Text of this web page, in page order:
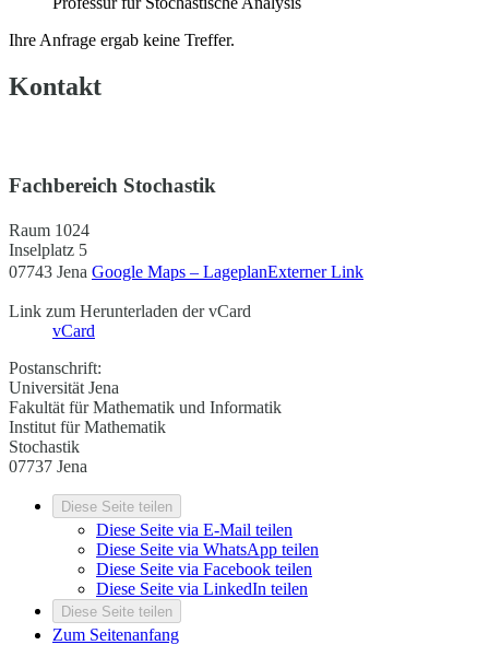
Ihre Anfrage ergab keine Treffer.
Kontakt
Fachbereich Stochastik
Raum 1024
Inselplatz 5
07743 Jena Google Maps – LageplanExterner Link
Link zum Herunterladen der vCard
vCard
Postanschrift:
Universität Jena
Fakultät für Mathematik und Informatik
Institut für Mathematik
Stochastik
07737 Jena
Diese Seite teilen
Diese Seite via E-Mail teilen
Diese Seite via WhatsApp teilen
Diese Seite via Facebook teilen
Diese Seite via LinkedIn teilen
Diese Seite teilen
Zum Seitenanfang